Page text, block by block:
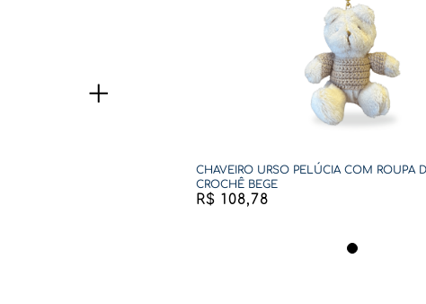
CHAVEIRO URSO PELÚCIA COM ROUPA
CROCHÊ BEGE
R$ 108,78